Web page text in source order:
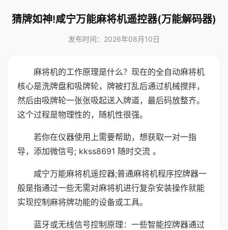
猜牌如神!咸宁万能麻将机遥控器(万能解码器)
发布时间：2026年08月10日
麻将机的工作原理是什么？现在的全自动麻将机
核心是洗牌盘和吸牌轮，牌被打乱后通过机械搅拌，
然后由吸牌轮一张张吸起送入牌道，最后码放整齐。
这个过程是物理性的，随机性很强。
若你在仪器使用上需要帮助，想获取一对一指
导，添加微信号; kkss8691 随时交流 。
咸宁万能麻将机遥控器;普通麻将机程序控牌器一
般是指通过一些无需对麻将机进行复杂安装操作就能
实现控制麻将牌功能的设备或工具。
蓝牙或无线信号控制原理：一些智能控牌器通过